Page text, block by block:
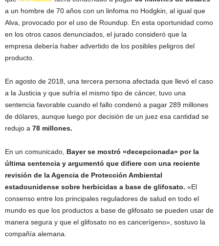
a un hombre de 70 años con un linfoma no Hodgkin, al igual que
Alva, provocado por el uso de Roundup. En esta oportunidad como
en los otros casos denunciados, el jurado consideró que la
empresa debería haber advertido de los posibles peligros del
producto.
En agosto de 2018, una tercera persona afectada que llevó el caso
a la Justicia y que sufría el mismo tipo de cáncer, tuvo una
sentencia favorable cuando el fallo condenó a pagar 289 millones
de dólares, aunque luego por decisión de un juez esa cantidad se
redujo a 78 millones.
En un comunicado, Bayer se mostró «decepcionada» por la
última sentencia y argumentó que difiere con una reciente
revisión de la Agencia de Protección Ambiental
estadounidense sobre herbicidas a base de glifosato. «El
consenso entre los principales reguladores de salud en todo el
mundo es que los productos a base de glifosato se pueden usar de
manera segura y que el glifosato no es cancerígeno», sostuvo la
compañía alemana.